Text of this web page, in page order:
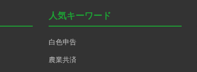
人気キーワード
白色申告
農業共済